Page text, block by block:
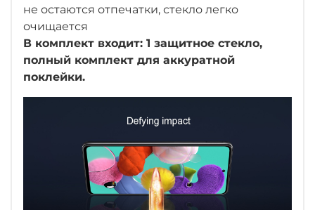
не остаются отпечатки, стекло легко
очищается
В комплект входит: 1 защитное стекло,
полный комплект для аккуратной
поклейки.